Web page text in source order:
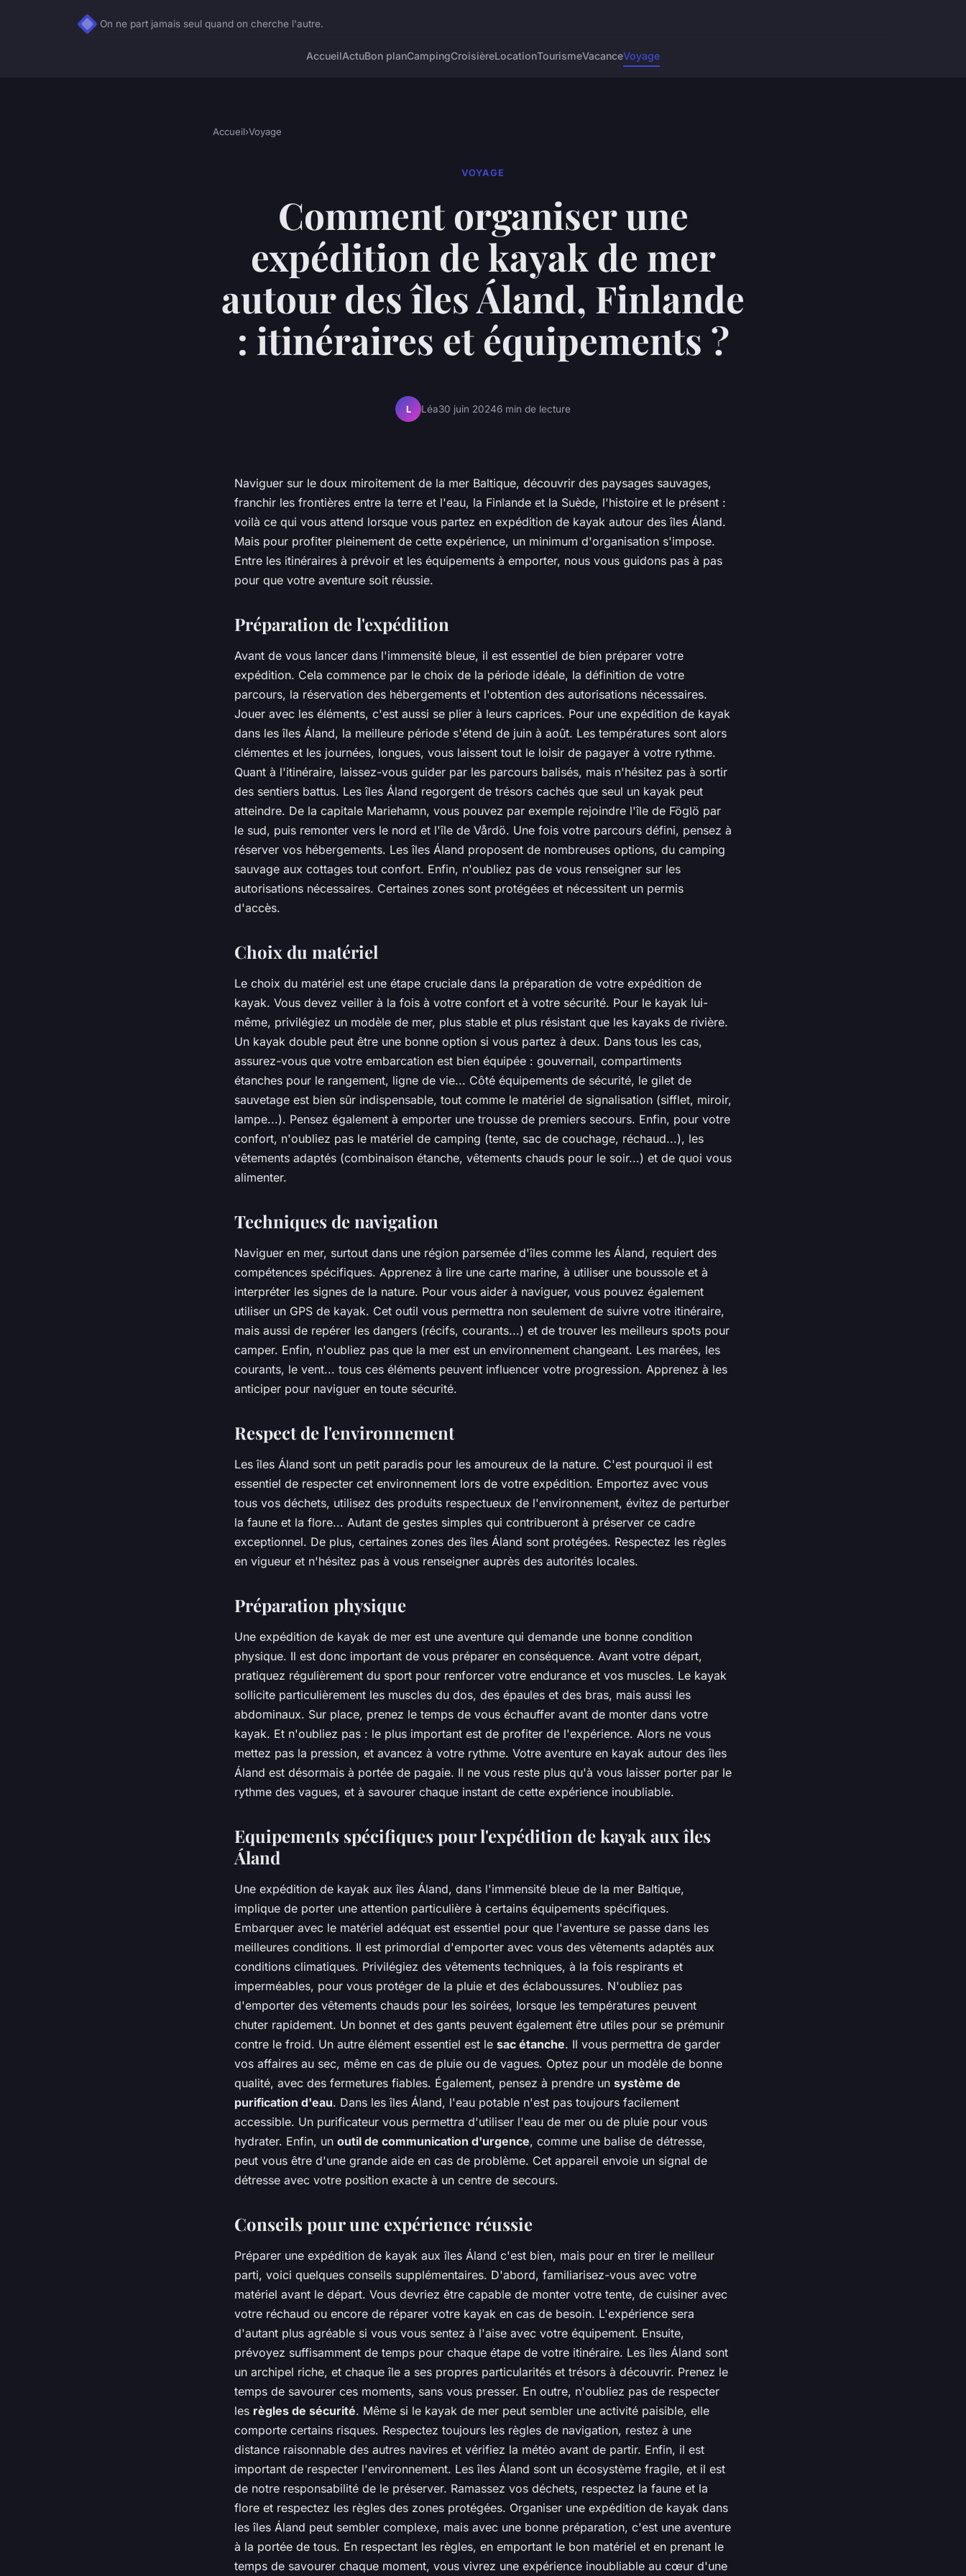
On ne part jamais seul quand on cherche l'autre.
AccueilActuBon planCampingCroisièreLocationTourismeVacanceVoyage
Accueil›Voyage
VOYAGE
Comment organiser une
expédition de kayak de mer
autour des îles Áland, Finlande
: itinéraires et équipements ?
L Léa30 juin 20246 min de lecture
Naviguer sur le doux miroitement de la mer Baltique, découvrir des paysages sauvages,
franchir les frontières entre la terre et l'eau, la Finlande et la Suède, l'histoire et le présent :
voilà ce qui vous attend lorsque vous partez en expédition de kayak autour des îles Áland.
Mais pour profiter pleinement de cette expérience, un minimum d'organisation s'impose.
Entre les itinéraires à prévoir et les équipements à emporter, nous vous guidons pas à pas
pour que votre aventure soit réussie.
Préparation de l'expédition
Avant de vous lancer dans l'immensité bleue, il est essentiel de bien préparer votre
expédition. Cela commence par le choix de la période idéale, la définition de votre
parcours, la réservation des hébergements et l'obtention des autorisations nécessaires.
Jouer avec les éléments, c'est aussi se plier à leurs caprices. Pour une expédition de kayak
dans les îles Áland, la meilleure période s'étend de juin à août. Les températures sont alors
clémentes et les journées, longues, vous laissent tout le loisir de pagayer à votre rythme.
Quant à l'itinéraire, laissez-vous guider par les parcours balisés, mais n'hésitez pas à sortir
des sentiers battus. Les îles Áland regorgent de trésors cachés que seul un kayak peut
atteindre. De la capitale Mariehamn, vous pouvez par exemple rejoindre l'île de Föglö par
le sud, puis remonter vers le nord et l'île de Vårdö. Une fois votre parcours défini, pensez à
réserver vos hébergements. Les îles Áland proposent de nombreuses options, du camping
sauvage aux cottages tout confort. Enfin, n'oubliez pas de vous renseigner sur les
autorisations nécessaires. Certaines zones sont protégées et nécessitent un permis
d'accès.
Choix du matériel
Le choix du matériel est une étape cruciale dans la préparation de votre expédition de
kayak. Vous devez veiller à la fois à votre confort et à votre sécurité. Pour le kayak lui-
même, privilégiez un modèle de mer, plus stable et plus résistant que les kayaks de rivière.
Un kayak double peut être une bonne option si vous partez à deux. Dans tous les cas,
assurez-vous que votre embarcation est bien équipée : gouvernail, compartiments
étanches pour le rangement, ligne de vie... Côté équipements de sécurité, le gilet de
sauvetage est bien sûr indispensable, tout comme le matériel de signalisation (sifflet, miroir,
lampe...). Pensez également à emporter une trousse de premiers secours. Enfin, pour votre
confort, n'oubliez pas le matériel de camping (tente, sac de couchage, réchaud...), les
vêtements adaptés (combinaison étanche, vêtements chauds pour le soir...) et de quoi vous
alimenter.
Techniques de navigation
Naviguer en mer, surtout dans une région parsemée d'îles comme les Áland, requiert des
compétences spécifiques. Apprenez à lire une carte marine, à utiliser une boussole et à
interpréter les signes de la nature. Pour vous aider à naviguer, vous pouvez également
utiliser un GPS de kayak. Cet outil vous permettra non seulement de suivre votre itinéraire,
mais aussi de repérer les dangers (récifs, courants...) et de trouver les meilleurs spots pour
camper. Enfin, n'oubliez pas que la mer est un environnement changeant. Les marées, les
courants, le vent... tous ces éléments peuvent influencer votre progression. Apprenez à les
anticiper pour naviguer en toute sécurité.
Respect de l'environnement
Les îles Áland sont un petit paradis pour les amoureux de la nature. C'est pourquoi il est
essentiel de respecter cet environnement lors de votre expédition. Emportez avec vous
tous vos déchets, utilisez des produits respectueux de l'environnement, évitez de perturber
la faune et la flore... Autant de gestes simples qui contribueront à préserver ce cadre
exceptionnel. De plus, certaines zones des îles Áland sont protégées. Respectez les règles
en vigueur et n'hésitez pas à vous renseigner auprès des autorités locales.
Préparation physique
Une expédition de kayak de mer est une aventure qui demande une bonne condition
physique. Il est donc important de vous préparer en conséquence. Avant votre départ,
pratiquez régulièrement du sport pour renforcer votre endurance et vos muscles. Le kayak
sollicite particulièrement les muscles du dos, des épaules et des bras, mais aussi les
abdominaux. Sur place, prenez le temps de vous échauffer avant de monter dans votre
kayak. Et n'oubliez pas : le plus important est de profiter de l'expérience. Alors ne vous
mettez pas la pression, et avancez à votre rythme. Votre aventure en kayak autour des îles
Áland est désormais à portée de pagaie. Il ne vous reste plus qu'à vous laisser porter par le
rythme des vagues, et à savourer chaque instant de cette expérience inoubliable.
Equipements spécifiques pour l'expédition de kayak aux îles
Áland
Une expédition de kayak aux îles Áland, dans l'immensité bleue de la mer Baltique,
implique de porter une attention particulière à certains équipements spécifiques.
Embarquer avec le matériel adéquat est essentiel pour que l'aventure se passe dans les
meilleures conditions. Il est primordial d'emporter avec vous des vêtements adaptés aux
conditions climatiques. Privilégiez des vêtements techniques, à la fois respirants et
imperméables, pour vous protéger de la pluie et des éclaboussures. N'oubliez pas
d'emporter des vêtements chauds pour les soirées, lorsque les températures peuvent
chuter rapidement. Un bonnet et des gants peuvent également être utiles pour se prémunir
contre le froid. Un autre élément essentiel est le sac étanche. Il vous permettra de garder
vos affaires au sec, même en cas de pluie ou de vagues. Optez pour un modèle de bonne
qualité, avec des fermetures fiables. Également, pensez à prendre un système de
purification d'eau. Dans les îles Áland, l'eau potable n'est pas toujours facilement
accessible. Un purificateur vous permettra d'utiliser l'eau de mer ou de pluie pour vous
hydrater. Enfin, un outil de communication d'urgence, comme une balise de détresse,
peut vous être d'une grande aide en cas de problème. Cet appareil envoie un signal de
détresse avec votre position exacte à un centre de secours.
Conseils pour une expérience réussie
Préparer une expédition de kayak aux îles Áland c'est bien, mais pour en tirer le meilleur
parti, voici quelques conseils supplémentaires. D'abord, familiarisez-vous avec votre
matériel avant le départ. Vous devriez être capable de monter votre tente, de cuisiner avec
votre réchaud ou encore de réparer votre kayak en cas de besoin. L'expérience sera
d'autant plus agréable si vous vous sentez à l'aise avec votre équipement. Ensuite,
prévoyez suffisamment de temps pour chaque étape de votre itinéraire. Les îles Áland sont
un archipel riche, et chaque île a ses propres particularités et trésors à découvrir. Prenez le
temps de savourer ces moments, sans vous presser. En outre, n'oubliez pas de respecter
les règles de sécurité. Même si le kayak de mer peut sembler une activité paisible, elle
comporte certains risques. Respectez toujours les règles de navigation, restez à une
distance raisonnable des autres navires et vérifiez la météo avant de partir. Enfin, il est
important de respecter l'environnement. Les îles Áland sont un écosystème fragile, et il est
de notre responsabilité de le préserver. Ramassez vos déchets, respectez la faune et la
flore et respectez les règles des zones protégées. Organiser une expédition de kayak dans
les îles Áland peut sembler complexe, mais avec une bonne préparation, c'est une aventure
à la portée de tous. En respectant les règles, en emportant le bon matériel et en prenant le
temps de savourer chaque moment, vous vivrez une expérience inoubliable au cœur d'une